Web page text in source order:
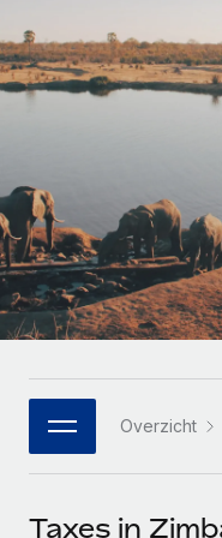
PEO
Ingewikkelde HR-
Remote
HR naadloos in
Platform
Ingebouwde
Integraties
GROEIFASE
Flexibele global
Mid-market
Teams uitbreiden
Enterprise
Global HR voor
WERK MET ONS
Strategische
Een partner
Ontdek valuta-
internationale
Onderzoek en gidsen
Casestudy's
HR-woordenlijst
Checklists en
Webinars
Nederlands
Français
Español
Italiano
Português (Portugal)
日本語
한국어
Overzicht
Taxes in